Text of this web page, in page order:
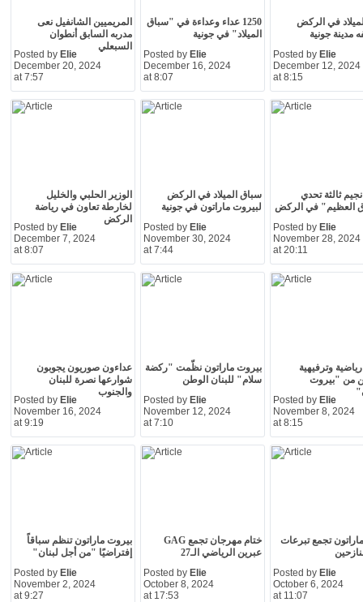
المريميين الشانفيل نعى
مدربه السابق أنطوان
السبعلي
Posted by Elie
December 20, 2024
at 7:57
1250 عداء وعداءة في "سباق
الميلاد" في جونية
Posted by Elie
December 16, 2024
at 8:07
في الركض
مدينة جونية
Posted by Elie
December 12, 2024
at 8:15
الوزير الحلبي والخليل
لخارطة تعاون في رياضة
الركض
Posted by Elie
December 7, 2024
at 8:07
سباق الميلاد في الركض
لبيروت ماراتون في جونية
Posted by Elie
November 30, 2024
at 7:44
ثالثة تحدي
العظيم" في الركض
Posted by Elie
November 28, 2024
at 20:11
عداءون صوريون يجوبون
شوارعها نصرة للبنان
والجنوب
Posted by Elie
November 16, 2024
at 9:19
بيروت ماراتون نظّمت "ركضة
سلام" للبنان الوطن
Posted by Elie
November 12, 2024
at 7:10
وترفيهية
من "بيروت
Posted by Elie
November 8, 2024
at 8:15
بيروت ماراتون تنظم سباقاً
إفتراضيًا "من أجل لبنان"
Posted by Elie
November 2, 2024
at 9:27
ختام مهرجان تجمع GAG
عبرين الرياضي الـ27
Posted by Elie
October 8, 2024
at 17:53
تجمع تبرعات
Posted by Elie
October 6, 2024
at 11:07